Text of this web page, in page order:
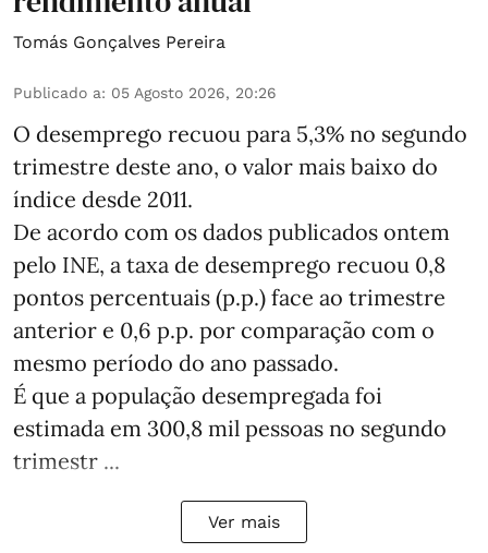
Tomás Gonçalves Pereira
Publicado a: 05 Agosto 2026, 20:26
O desemprego recuou para 5,3% no segundo
trimestre deste ano, o valor mais baixo do
índice desde 2011.
De acordo com os dados publicados ontem
pelo INE, a taxa de desemprego recuou 0,8
pontos percentuais (p.p.) face ao trimestre
anterior e 0,6 p.p. por comparação com o
mesmo período do ano passado.
É que a população desempregada foi
estimada em 300,8 mil pessoas no segundo
trimestr ...
Ver mais